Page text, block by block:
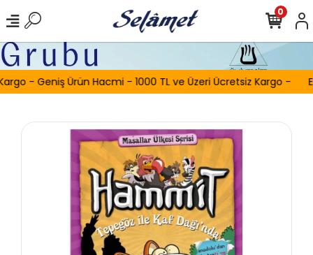
- Geniş Ürün Hacmi - 1000 TL ve Üzeri Ücretsiz Kargo -
0